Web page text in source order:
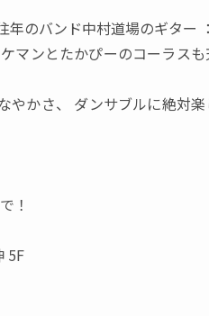
年のバンド中村道場のギター ：
マンとたかぴーのコーラス
やかさ、
ダンサブルに絶対
！
5F